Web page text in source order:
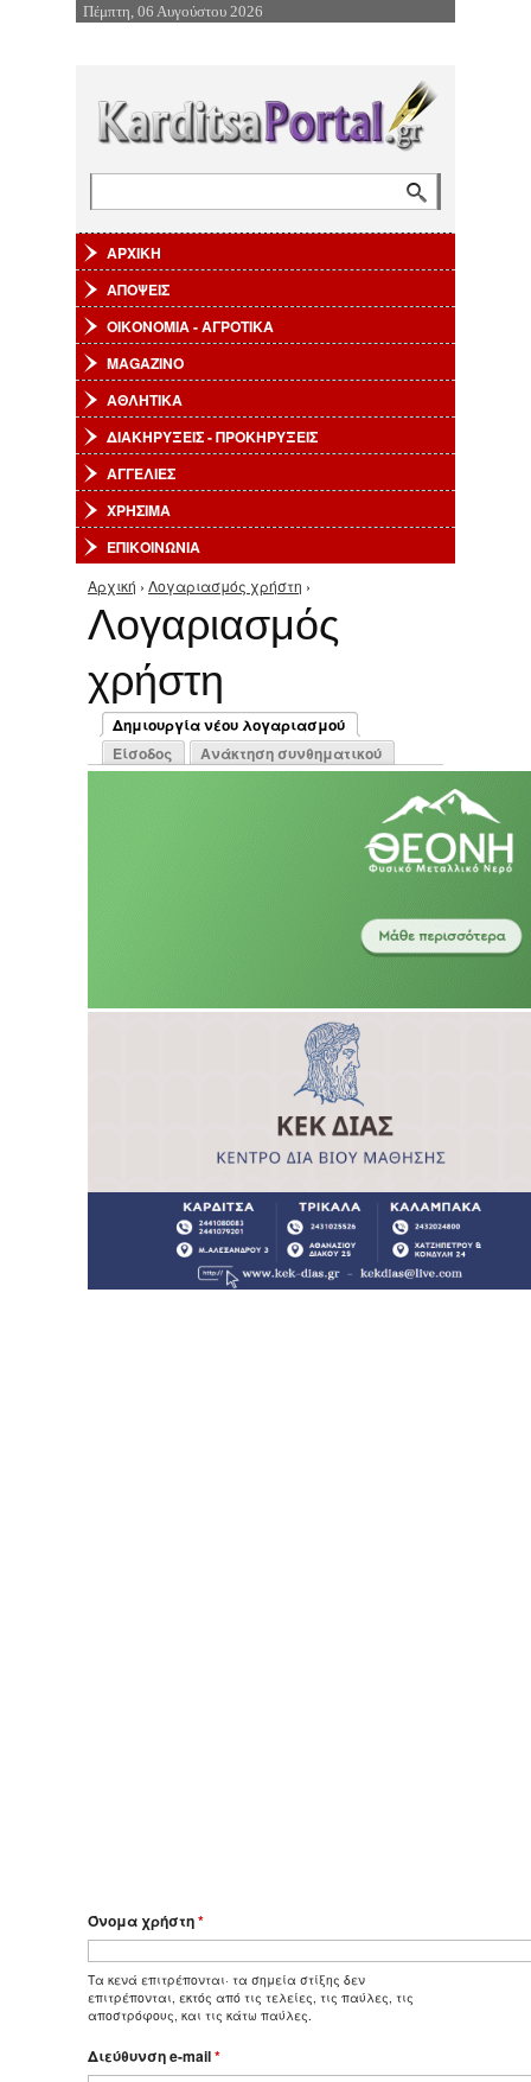
Επιστροφή στην Πλοήγηση
Πέμπτη, 06 Αυγούστου 2026
ΑΡΧΙΚΗ
ΑΠΟΨΕΙΣ
ΟΙΚΟΝΟΜΙΑ - ΑΓΡΟΤΙΚΑ
MAGAZINO
ΑΘΛΗΤΙΚΑ
ΔΙΑΚΗΡΥΞΕΙΣ - ΠΡΟΚΗΡΥΞΕΙΣ
ΑΓΓΕΛΙΕΣ
ΧΡΗΣΙΜΑ
ΕΠΙΚΟΙΝΩΝΙΑ
Είστε εδώ
Αρχική › Λογαριασμός χρήστη ›
Λογαριασμός
χρήστη
Πρωτεύουσες καρτέλες
Δημιουργία νέου λογαριασμού
(ενεργή καρτέλα)
Είσοδος Ανάκτηση συνθηματικού
Όνομα χρήστη*
Τα κενά επιτρέπονται· τα σημεία στίξης δεν
επιτρέπονται, εκτός από τις τελείες, τις παύλες, τις
αποστρόφους, και τις κάτω παύλες.
Διεύθυνση e-mail*